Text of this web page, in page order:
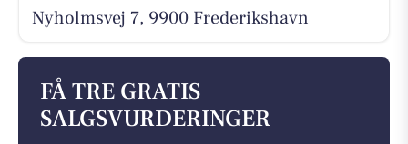
Nyholmsvej 7, 9900 Frederikshavn
FÅ TRE GRATIS
SALGSVURDERINGER